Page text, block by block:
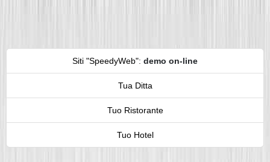
Siti "SpeedyWeb": demo on-line
Tua Ditta
Tuo Ristorante
Tuo Hotel